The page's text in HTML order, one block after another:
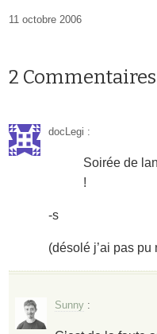
11 octobre 2006
2 Commentaires
docLegi :
Soirée de
!
-s
(désolé j’ai pas pu
Sunny :